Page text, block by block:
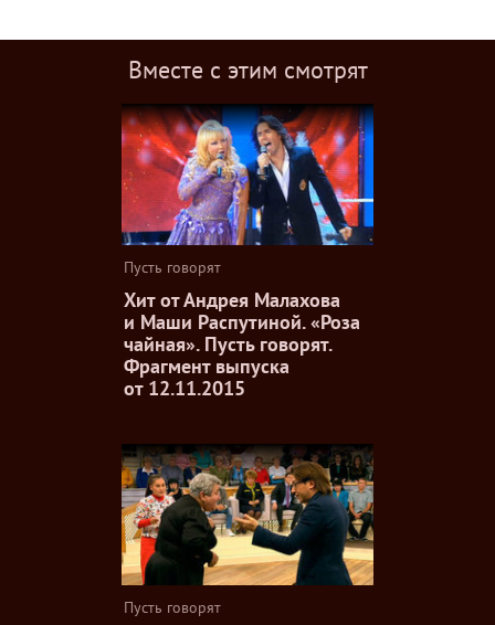
Вместе с этим смотрят
Пусть говорят
Хит от Андрея Малахова
и Маши Распутиной. «Роза
чайная». Пусть говорят.
Фрагмент выпуска
от 12.11.2015
Пусть говорят